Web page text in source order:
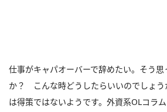
仕事がキャパオーバーで辞めたい。そう
か？ こんな時どうしたらいいのでしょ
は得策ではないようです。外資系OLコラ